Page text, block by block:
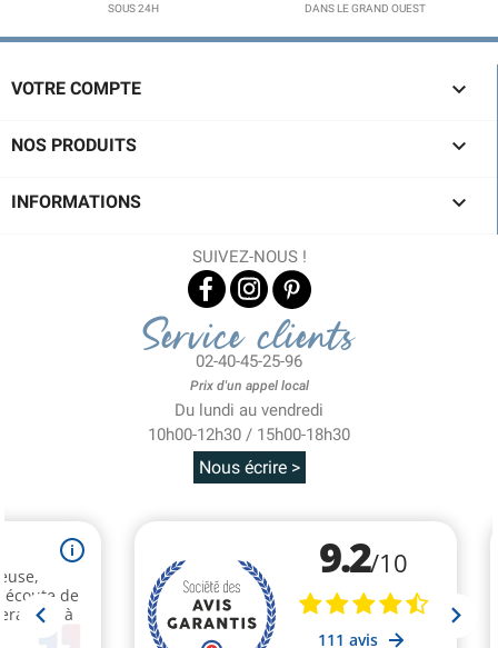
SOUS 24H
DANS LE GRAND OUEST
VOTRE COMPTE 
NOS PRODUITS 
INFORMATIONS 
SUIVEZ-NOUS !
Service clients
02-40-45-25-96
Prix d'un appel local
Du lundi au vendredi
10h00-12h30 / 15h00-18h30
Nous écrire >